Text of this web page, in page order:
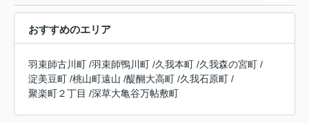
おすすめのエリア
羽束師古川町 /羽束師鴨川町 /久我本町 /久我森の宮町 /
淀美豆町 /桃山町遠山 /醍醐大高町 /久我石原町 /
聚楽町２丁目 /深草大亀谷万帖敷町